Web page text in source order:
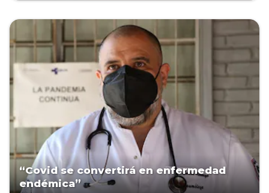
“Covid se convertirá en enfermedad
endémica”